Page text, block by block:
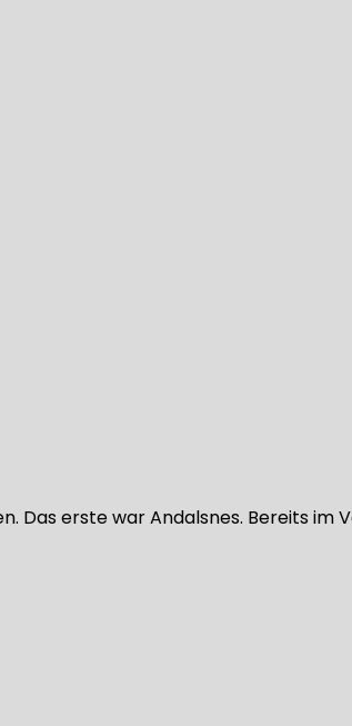
Das erste war Andalsnes. Bereits